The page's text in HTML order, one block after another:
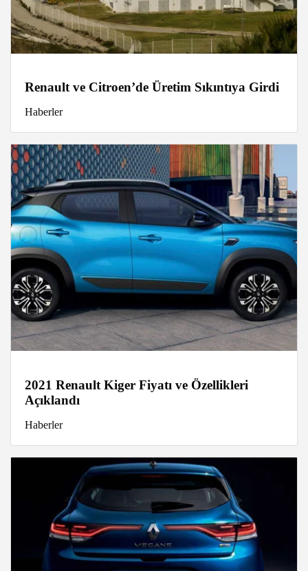
Renault ve Citroen’de Üretim Sıkıntıya Girdi
Haberler
2021 Renault Kiger Fiyatı ve Özellikleri
Açıklandı
Haberler